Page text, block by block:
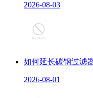
2026-08-03
如何延长碳钢过滤
2026-08-01